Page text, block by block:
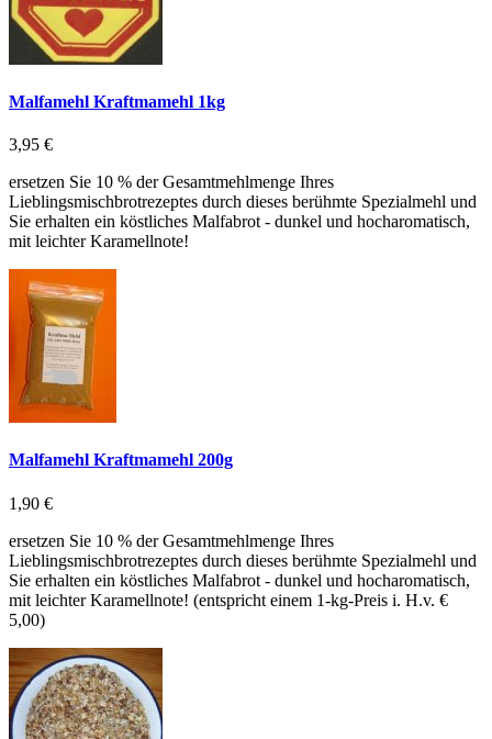
Malfamehl Kraftmamehl 1kg
3,95 €
ersetzen Sie 10 % der Gesamtmehlmenge Ihres
Lieblingsmischbrotrezeptes durch dieses berühmte Spezialmehl und
Sie erhalten ein köstliches Malfabrot - dunkel und hocharomatisch,
mit leichter Karamellnote!
Malfamehl Kraftmamehl 200g
1,90 €
ersetzen Sie 10 % der Gesamtmehlmenge Ihres
Lieblingsmischbrotrezeptes durch dieses berühmte Spezialmehl und
Sie erhalten ein köstliches Malfabrot - dunkel und hocharomatisch,
mit leichter Karamellnote! (entspricht einem 1-kg-Preis i. H.v. €
5,00)